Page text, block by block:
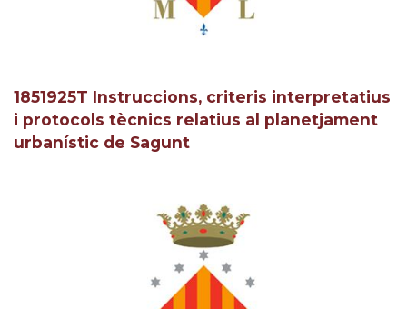
1851925T Instruccions, criteris interpretatius
i protocols tècnics relatius al planetjament
urbanístic de Sagunt